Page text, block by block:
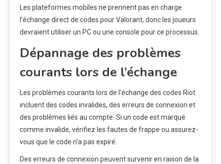
Les plateformes mobiles ne prennent pas en charge
l’échange direct de codes pour Valorant, donc les joueurs
devraient utiliser un PC ou une console pour ce processus.
Dépannage des problèmes
courants lors de l’échange
Les problèmes courants lors de l’échange des codes Riot
incluent des codes invalides, des erreurs de connexion et
des problèmes liés au compte. Si un code est marqué
comme invalide, vérifiez les fautes de frappe ou assurez-
vous que le code n’a pas expiré.
Des erreurs de connexion peuvent survenir en raison de la